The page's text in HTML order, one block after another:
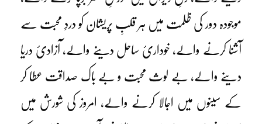
موجودہ دور کی ظلمت میں ہر قلبِ پریشان کو دردِ محبت سے
آشنا کرنے والے، خوداریٔ ساحل دینے والے، آزادیٔ دریا
دینے والے، بے لوث محبت و بے باک صداقت عطا کر
کے سینوں میں اجالا کرنے والے، امروز کی شورش میں